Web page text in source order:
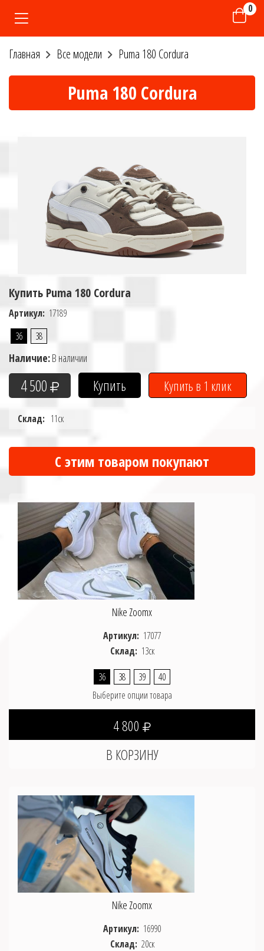
0
Главная Все модели Puma 180 Cordura
Puma 180 Cordura
Купить Puma 180 Cordura
Артикул: 17189
36
38
Наличие:В наличии
4 500
Склад: 11ск
С этим товаром покупают
Nike Zoomx
Артикул: 17077
Склад: 13ск
36 38 39
40
Выберите опции товара
4 800
Nike Zoomx
Артикул: 16990
Склад: 20ск